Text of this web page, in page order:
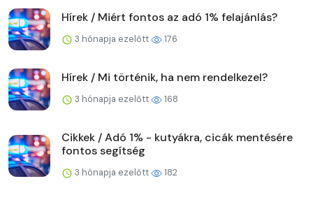
Hírek / Miért fontos az adó 1% felajánlás?
3 hónapja ezelőtt 176
Hírek / Mi történik, ha nem rendelkezel?
3 hónapja ezelőtt 168
Cikkek / Adó 1% - kutyákra, cicák mentésére
fontos segítség
3 hónapja ezelőtt 182